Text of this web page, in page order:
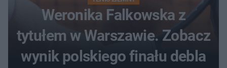
Weronika Falkowska z
tytułem w Warszawie. Zobacz
wynik polskiego finału debla